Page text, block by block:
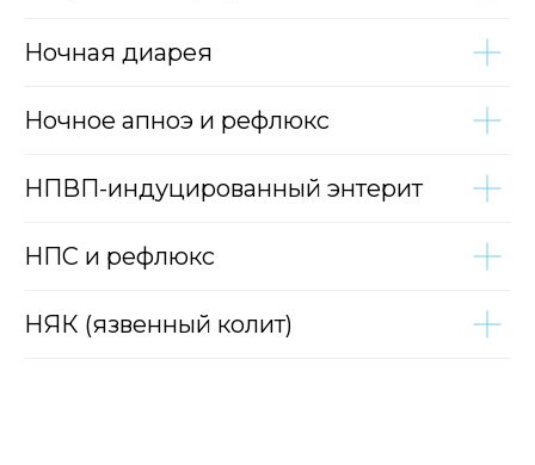
Ночная диарея
Ночное апноэ и рефлюкс
НПВП-индуцированный энтерит
НПС и рефлюкс
НЯК (язвенный колит)